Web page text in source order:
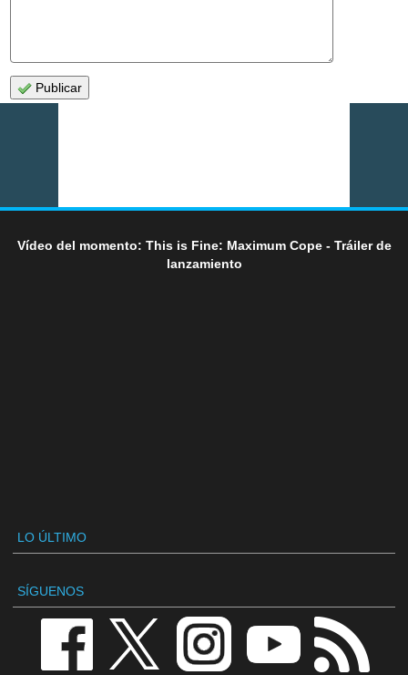
Publicar
Vídeo del momento: This is Fine: Maximum Cope - Tráiler de
lanzamiento
LO ÚLTIMO
SÍGUENOS